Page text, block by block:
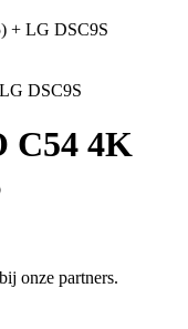
+ LG DSC9S
C54 4K
onze partners.